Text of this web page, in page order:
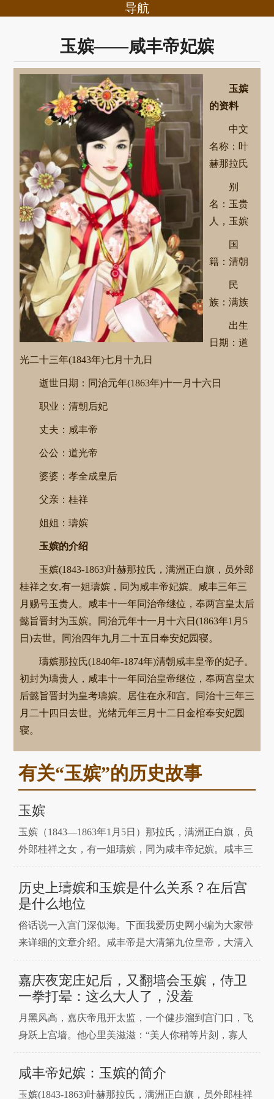
导航
玉嫔——咸丰帝妃嫔
玉嫔
的资料
中文
名称：叶
赫那拉氏
别
名：玉贵
人，玉嫔
国
籍：清朝
民
族：满族
出生
日期：道
光二十三年(1843年)七月十九日
逝世日期：同治元年(1863年)十一月十六日
职业：清朝后妃
丈夫：咸丰帝
公公：道光帝
婆婆：孝全成皇后
父亲：桂祥
姐姐：璹嫔
玉嫔的介绍
玉嫔(1843-1863)叶赫那拉氏，满洲正白旗，员外郎
桂祥之女,有一姐璹嫔，同为咸丰帝妃嫔。咸丰三年三
月赐号玉贵人。咸丰十一年同治帝继位，奉两宫皇太后
懿旨晋封为玉嫔。同治元年十一月十六日(1863年1月5
日)去世。同治四年九月二十五日奉安妃园寝。
璹嫔那拉氏(1840年-1874年)清朝咸丰皇帝的妃子。
初封为璹贵人，咸丰十一年同治皇帝继位，奉两宫皇太
后懿旨晋封为皇考璹嫔。居住在永和宫。同治十三年三
月二十四日去世。光绪元年三月十二日金棺奉安妃园
寝。
有关“玉嫔”的历史故事
玉嫔
玉嫔（1843—1863年1月5日）那拉氏，满洲正白旗，员
外郎桂祥之女，有一姐璹嫔，同为咸丰帝妃嫔。咸丰三
年（1853年）三月赐号玉贵人。咸丰十一年（1861年）
同治帝继位，奉两宫皇太后懿旨晋封为玉嫔。同治元年
十一月十六日(1863年1月5日)去世。同治四年（1865
年）九月二十五日奉安妃园寝。中文
历史上璹嫔和玉嫔是什么关系？在后宫
是什么地位
俗话说一入宫门深似海。下面我爱历史网小编为大家带
来详细的文章介绍。咸丰帝是大清第九位皇帝，大清入
关后的第七位皇帝，他的子嗣与他的父亲道光帝相比，
那是少之又少，仅生育了两子一女，而且存活下来的只
有一子一女，也就是后来的同治帝和大公主。其实咸丰
帝子嗣稀少，除了与当时的内忧外患压力大有关，还与
咸丰帝后宫中
嘉庆夜宠庄妃后，又翻墙会玉嫔，侍卫
一拳打晕：这么大人了，没羞
月黑风高，嘉庆帝甩开太监，一个健步溜到宫门口，飞
身跃上宫墙。他心里美滋滋：“美人你稍等片刻，寡人
这就来赴约！”正得意，突然“嗖”一声，一个侍卫跃上
宫墙，猛地将他拽下来，摁倒在地。不等嘉庆帝反应，
咸丰帝妃嫔：玉嫔的简介
玉嫔(1843-1863)叶赫那拉氏，满洲正白旗，员外郎桂祥